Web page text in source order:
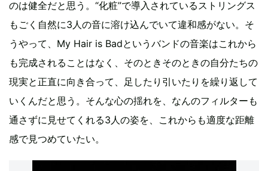
のは健全だと思う。“化粧”で導入されているストリングス
もごく自然に3人の音に溶け込んでいて違和感がない。そ
うやって、My Hair is Badというバンドの音楽はこれから
も完成されることはなく、そのときそのときの自分たちの
現実と正直に向き合って、足したり引いたりを繰り返して
いくんだと思う。そんな心の揺れを、なんのフィルターも
通さずに見せてくれる3人の姿を、これからも適度な距離
感で見つめていたい。